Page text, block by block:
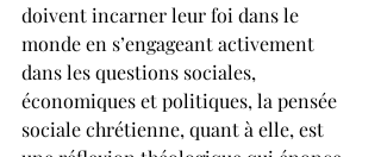
doivent incarner leur foi dans le
monde en s’engageant activement
dans les questions sociales,
économiques et politiques, la pensée
sociale chrétienne, quant à elle, est